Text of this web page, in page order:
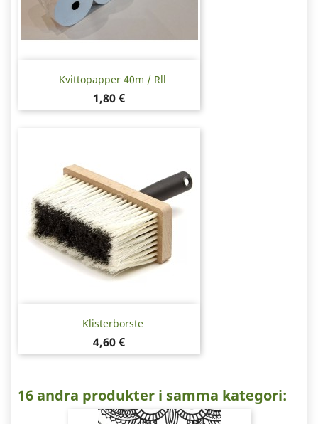
Kvittopapper 40m / Rll
Pris
1,80 €
Klisterborste
Pris
4,60 €
16 andra produkter i samma kategori: